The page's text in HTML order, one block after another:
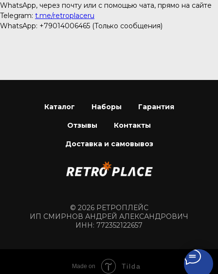
WhatsApp, через почту или с помощью чата, прямо на сайте
Telegram: t.me/retroplaceru
WhatsApp: +79014006465 (Только сообщения)
Каталог Наборы Гарантия
Отзывы Контакты
Доставка и самовывоз
© 2026 РЕТРОПЛЕЙС
ИП СМИРНОВ АНДРЕЙ АЛЕКСАНДРОВИЧ
ИНН: 772352122657
Made on Tilda